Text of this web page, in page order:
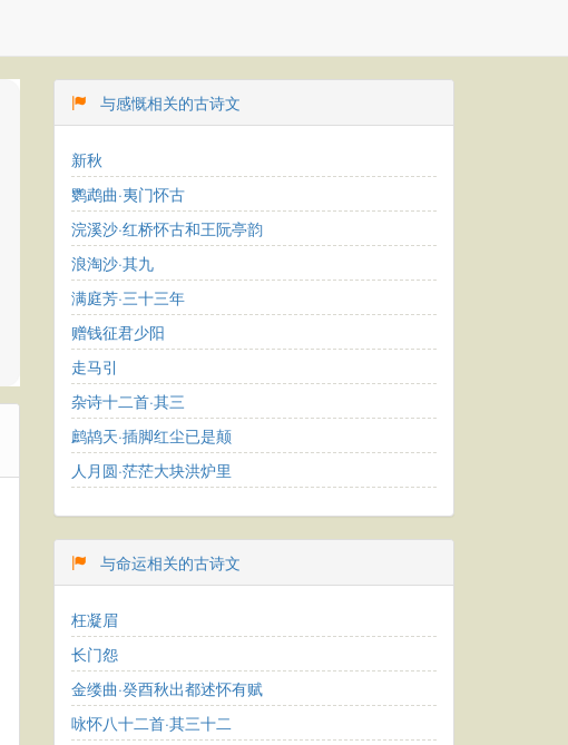
与感慨相关的古诗文
新秋
鹦鹉曲·夷门怀古
浣溪沙·红桥怀古和王阮亭韵
浪淘沙·其九
满庭芳·三十三年
赠钱征君少阳
走马引
杂诗十二首·其三
鹧鸪天·插脚红尘已是颠
人月圆·茫茫大块洪炉里
与命运相关的古诗文
枉凝眉
长门怨
金缕曲·癸酉秋出都述怀有赋
咏怀八十二首·其三十二